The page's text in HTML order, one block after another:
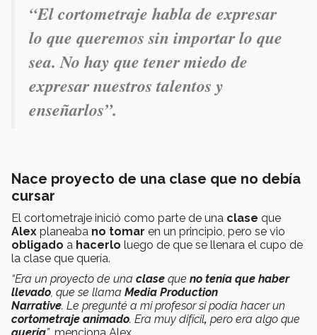
“El cortometraje habla de expresar
lo que queremos sin importar lo que
sea. No hay que tener miedo de
expresar nuestros talentos y
enseñarlos”.
Nace proyecto de una clase que no debía
cursar
El cortometraje inició como parte de una clase que
Alex planeaba no tomar en un principio, pero se vio
obligado a hacerlo luego de que se llenara el cupo de
la clase que quería.
“Era un proyecto de una clase que no tenía que haber
llevado , que se llama Media Production
Narrative. Le pregunté a mi profesor si podía hacer un
cortometraje animado. Era muy difícil, pero era algo que
quería”, menciona Alex.